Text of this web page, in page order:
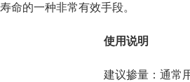
寿命的一种非常有效手段。
使用说明
建议掺量：通常